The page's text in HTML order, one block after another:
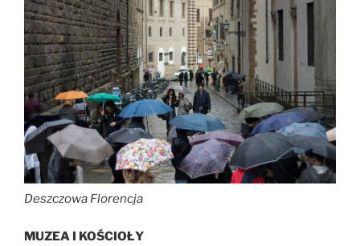
Deszczowa Florencja
MUZEA I KOŚCIOŁY